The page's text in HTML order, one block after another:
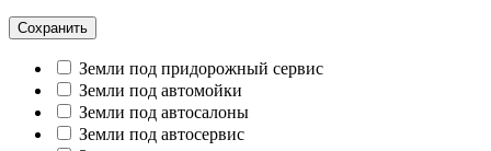
Сохранить
Земли под придорожный сервис
Земли под автомойки
Земли под автосалоны
Земли под автосервис